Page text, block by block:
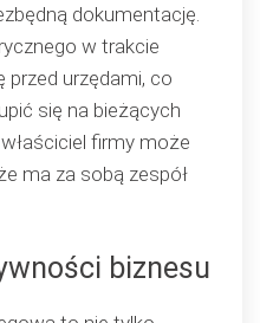
dokumentację.
w trakcie
przed urzędami, co
się na bieżących
firmy może
ma za sobą zespół
biznesu